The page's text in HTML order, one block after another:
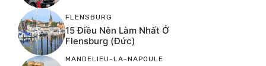
FLENSBURG
15 Điều Nên Làm Nhất Ở
Flensburg (Đức)
MANDELIEU-LA-NAPOULE